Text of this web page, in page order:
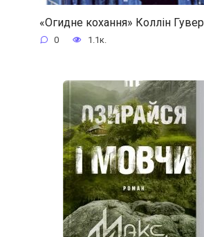
«Огидне кохання» Коллін Гувер
0 1.1к.